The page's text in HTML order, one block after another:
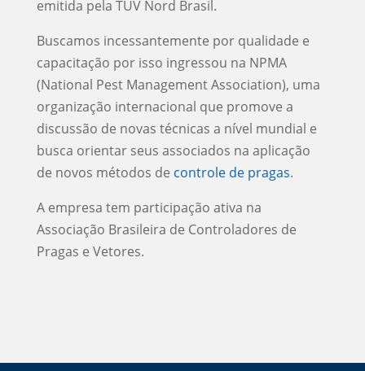
emitida pela TUV Nord Brasil.
Buscamos incessantemente por qualidade e
capacitação por isso ingressou na NPMA
(National Pest Management Association), uma
organização internacional que promove a
discussão de novas técnicas a nível mundial e
busca orientar seus associados na aplicação
de novos métodos de controle de pragas.
A empresa tem participação ativa na
Associação Brasileira de Controladores de
Pragas e Vetores.